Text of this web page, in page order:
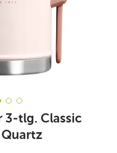
3-tlg. Classic
Quartz